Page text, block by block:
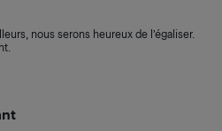
nous serons heureux de l’égaliser.